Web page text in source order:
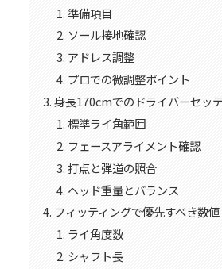
準備項目
ソール接地確認
アドレス調整
プロでの微調整ポイント
身長170cmでのドライバーセッ
標準ライ角範囲
フェースアライメント確認
打点と弾道の照合
ヘッド重量とバランス
フィッティングで優先すべき数値
ライ角度数
シャフト長